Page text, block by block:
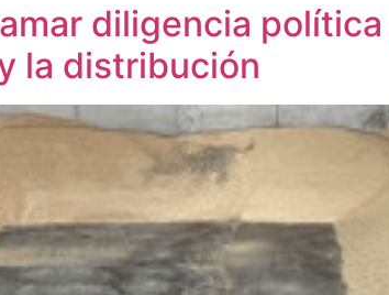
diligencia
la distribución